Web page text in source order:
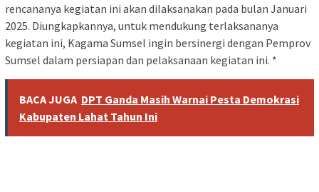
rencananya kegiatan ini akan dilaksanakan pada bulan Januari
2025. Diungkapkannya, untuk mendukung terlaksananya
kegiatan ini, Kagama Sumsel ingin bersinergi dengan Pemprov
Sumsel dalam persiapan dan pelaksanaan kegiatan ini. *
BACA JUGA DPT Ganda Masih Warnai Pesta Demokrasi
Kabupaten Lahat Tahun Ini